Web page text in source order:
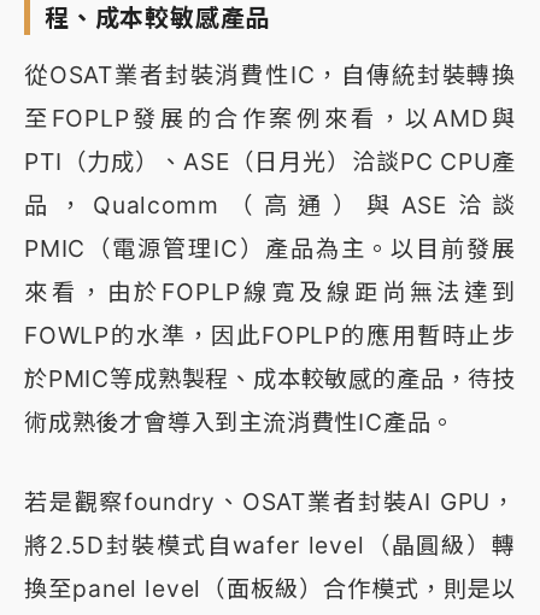
程、成本較敏感產品
從OSAT業者封裝消費性IC，自傳統封裝轉換
至FOPLP發展的合作案例來看，以AMD與
PTI（力成）、ASE（日月光）洽談PC CPU產
品，Qualcomm（高通）與ASE洽談
PMIC（電源管理IC）產品為主。以目前發展
來看，由於FOPLP線寬及線距尚無法達到
FOWLP的水準，因此FOPLP的應用暫時止步
於PMIC等成熟製程、成本較敏感的產品，待技
術成熟後才會導入到主流消費性IC產品。
若是觀察foundry、OSAT業者封裝AI GPU，
將2.5D封裝模式自wafer level（晶圓級）轉
換至panel level（面板級）合作模式，則是以